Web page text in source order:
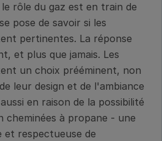
rôle du gaz est en train de
pose de savoir si les
pertinentes. La réponse
et plus que jamais. Les
un choix prééminent, non
leur design et de l'ambiance
en raison de la possibilité
cheminées à propane - une
et respectueuse de